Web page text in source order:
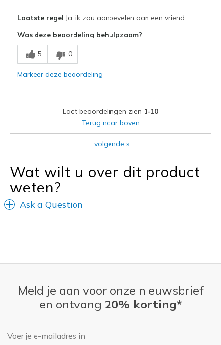
Width
Sizing
View On Shoes
I'm Really Into Shoes
Laatste regel Ja, ik zou aanbevelen aan een vriend
Was deze beoordeling behulpzaam?
5 0
Markeer deze beoordeling
Laat beoordelingen zien 1-10
Terug naar boven
volgende »
Wat wilt u over dit product
weten?
Ask a Question
Meld je aan voor onze nieuwsbrief
en ontvang 20% korting*
E-mailadres